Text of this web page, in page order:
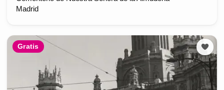
Madrid
Gratis